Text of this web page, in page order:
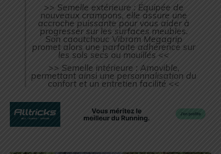
>> Semelle extérieure : Équipée de
nouveaux crampons, elle assure une
accroche puissante pour vous aider à
progresser sur les surfaces meubles.
Son caoutchouc Vibram Megagrip
promet alors une parfaite adhérence sur
les sols secs ou mouillés <<
>> Semelle intérieure : Amovible,
permettant ainsi une personnalisation du
confort et un entretien facilité <<